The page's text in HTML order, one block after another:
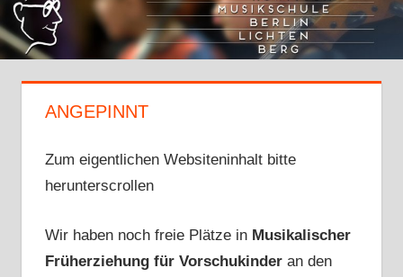
ANGEPINNT
Zum eigentlichen Websiteninhalt bitte
herunterscrollen
Wir haben noch freie Plätze in Musikalischer
Früherziehung für Vorschukinderan den